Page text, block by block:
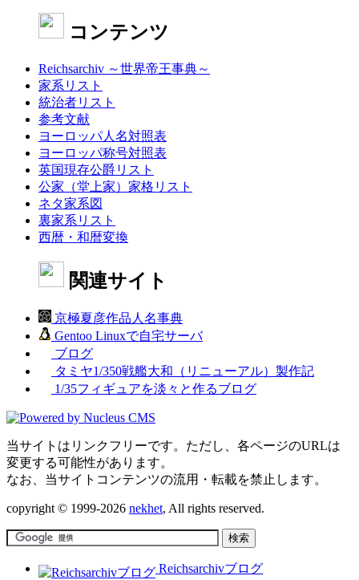
コンテンツ
Reichsarchiv ～世界帝王事典～
家系リスト
統治者リスト
参考文献
ヨーロッパ人名対照表
ヨーロッパ称号対照表
英国現存公爵リスト
公家（堂上家）家格リスト
ネタ家系図
裏家系リスト
西暦・和暦変換
関連サイト
京極夏彦作品人名事典
Gentoo Linuxで自宅サーバ
ブログ
タミヤ1/350戦艦大和（リニューアル）製作記
1/35フィギュアを淡々と作るブログ
当サイトはリンクフリーです。ただし、各ページのURLは
変更する可能性があります。
なお、当サイトコンテンツの流用・転載を禁止します。
copyright © 1999-2026 nekhet, All rights reserved.
Reichsarchivブログ